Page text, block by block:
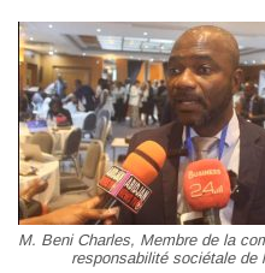
M. Beni Charles, Membre de la
responsabilité sociétale de